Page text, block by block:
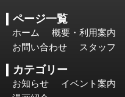
ページ一覧
ホーム 概要・利用案内
お問い合わせ
スタッフ
カテゴリー
お知らせ イベント案内